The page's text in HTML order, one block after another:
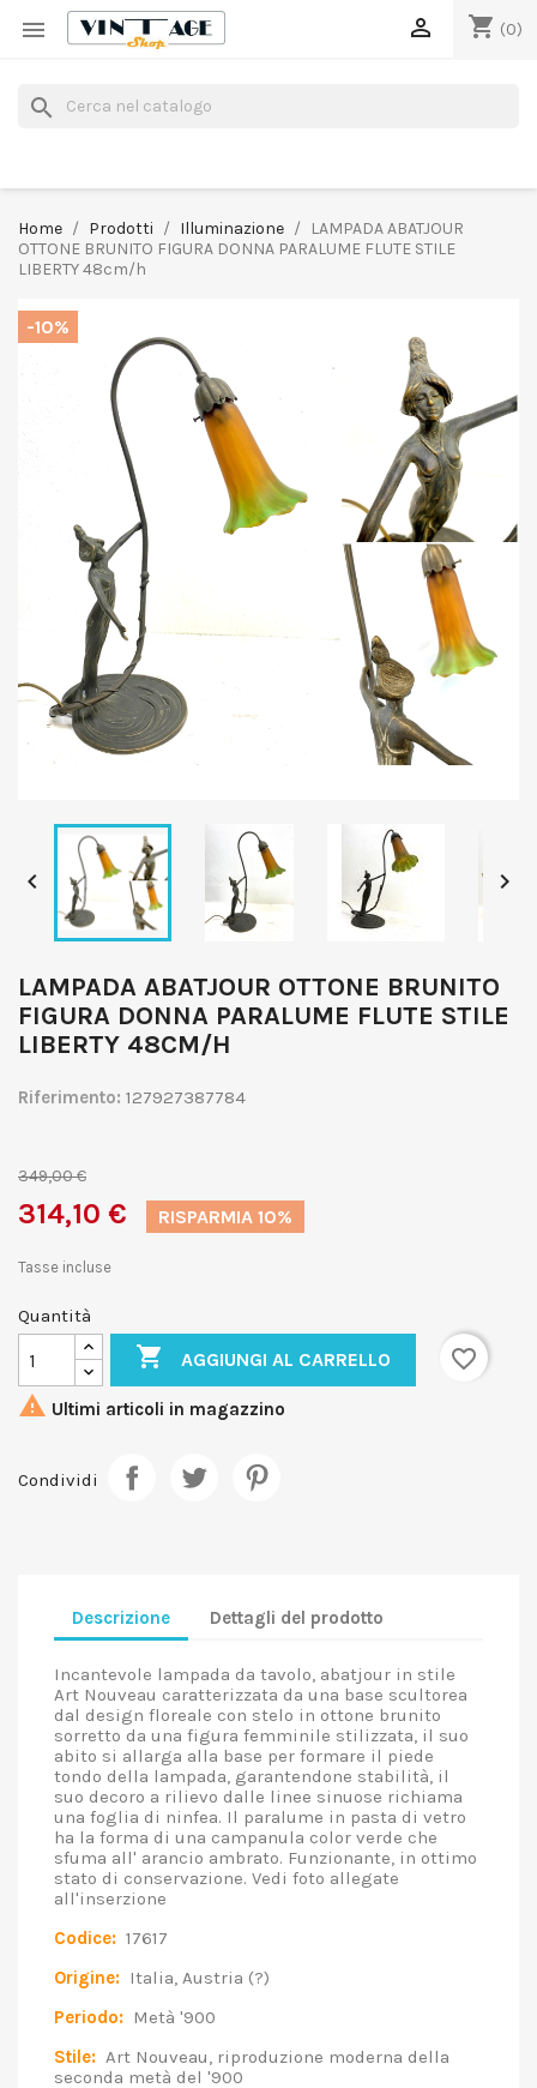
 shopping_cart (0)

search
Home Prodotti Illuminazione
LAMPADA ABATJOUR
OTTONE BRUNITO FIGURA DONNA PARALUME FLUTE STILE
LIBERTY 48cm/h
-10%
 
LAMPADA ABATJOUR OTTONE BRUNITO
FIGURA DONNA PARALUME FLUTE STILE
LIBERTY 48CM/H
Riferimento: 127927387784
349,00 €
314,10 € RISPARMIA 10%
Tasse incluse
Quantità
 AGGIUNGI AL CARRELLO
favorite_border
 Ultimi articoli in magazzino
Condividi
Descrizione Dettagli del prodotto
Incantevole lampada da tavolo, abatjour in stile
Art Nouveau caratterizzata da una base scultorea
dal design floreale con stelo in ottone brunito
sorretto da una figura femminile stilizzata, il suo
abito si allarga alla base per formare il piede
tondo della lampada, garantendone stabilità, il
suo decoro a rilievo dalle linee sinuose richiama
una foglia di ninfea. Il paralume in pasta di vetro
ha la forma di una campanula color verde che
sfuma all' arancio ambrato. Funzionante, in ottimo
stato di conservazione. Vedi foto allegate
all'inserzione
Codice: 17617
Origine: Italia, Austria (?)
Periodo: Metà '900
Stile: Art Nouveau, riproduzione moderna della
seconda metà del '900